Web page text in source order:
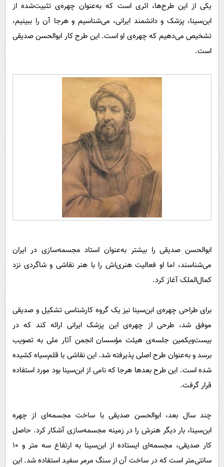
محیط زیست
سلامت
بین الملل
اجتماعی
حیات وحش
سیاست خارجی
یکی از این طرح‌ها، اثری است که به‌عنوان چهره‌ی تثبیت‌شده از
ابن‌سینا، پزشک و دانشمند ایرانی، می‌شناسیم و هرجا آن را ببینیم،
تشخیص می‌دهیم که چهره‌ی او است. این طرح کار ابوالحسن صدیقی
است.
ابوالحسن صدیقی را بیشتر به‌عنوان استاد مجسمه‌سازی در ایران
می‌شناسند، اما او فعالیت هنری‌اش را با هنر نقاشی و شاگردی نزد
کمال‌الملک آغاز کرد.
برای طراحی چهره‌ی ابن‌سینا نیز یک گروه کارشناسی تشکیل و صدیقی
موفق شد، طرحی از چهره‌ی این پزشک ایرانی ارائه کند که در
بیست‌ویکمین جلسه‌ی هیئت مؤسسان انجمن آثار ملی به تصویب
برسد و به‌عنوان طرح اصلی پذیرفته شد. این نقاشی با قلم‌سیاه کشیده
شده است. این طرح بعدها هرجا که نامی از ابن‌سینا بود مورد استفاده
قرار گرفت.
چند سال بعد، ابوالحسن صدیقی با ساخت مجسمه‌ای از چهره
ابن‌سینا، بار دیگر هنرش را در زمینه مجسمه‌سازی آشکار کرد. حاصل
کار صدیقی، مجسمه‌ای ایستاده از ابن‌سینا به ارتفاع سه متر و 10
سانتی‌متر است که در ساخت آن از سنگ مرمر سفید استفاده شد. این